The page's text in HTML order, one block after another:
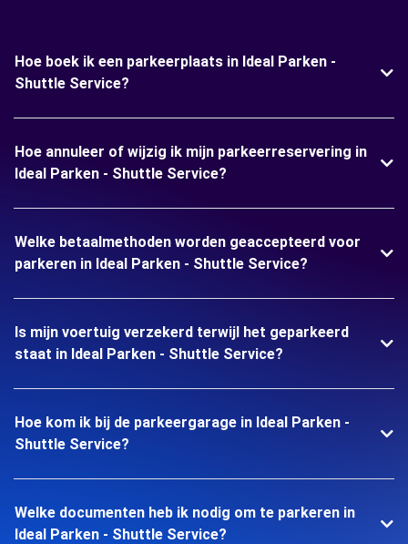
Hoe boek ik een parkeerplaats in Ideal Parken -
Shuttle Service?
Hoe annuleer of wijzig ik mijn parkeerreservering in
Ideal Parken - Shuttle Service?
Welke betaalmethoden worden geaccepteerd voor
parkeren in Ideal Parken - Shuttle Service?
Is mijn voertuig verzekerd terwijl het geparkeerd
staat in Ideal Parken - Shuttle Service?
Hoe kom ik bij de parkeergarage in Ideal Parken -
Shuttle Service?
Welke documenten heb ik nodig om te parkeren in
Ideal Parken - Shuttle Service?